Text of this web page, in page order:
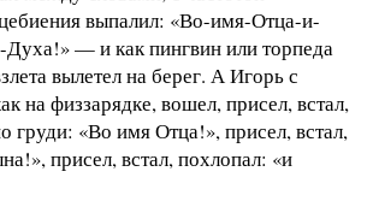
выпалил: «Во-имя-Отца-и-
— и как пингвин или торпеда
вылетел на берег. А Игорь с
на физзарядке, вошел, присел, встал,
груди: «Во имя Отца!», присел, встал,
присел, встал, похлопал: «и